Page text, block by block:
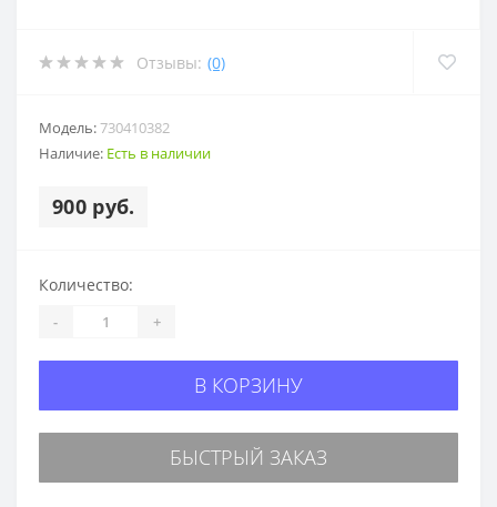
Отзывы: (0)
Модель:730410382
Наличие: Есть в наличии
900 руб.
Количество:
- +
В КОРЗИНУ
БЫСТРЫЙ ЗАКАЗ